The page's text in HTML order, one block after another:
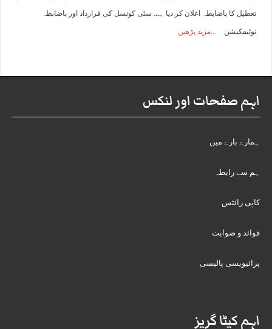
تعطیل کا باضابطہ اعلان کر دیا ہے. سٹی کونسل کی قرارداد اور باضابطہ
نوٹیفکیشن مزید پڑھیں
اہم صفحات اور لنکس
ہمارے بارے میں
ہم سے رابطہ
کاپی رائٹس
قوائد و ضوابت
پرائیویسی پالیسی
اہم کیٹا گریز